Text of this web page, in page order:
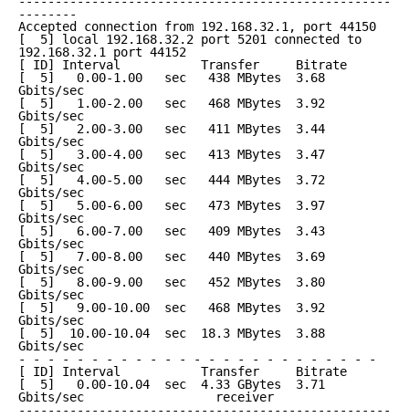
--------
Accepted connection from 192.168.32.1, port 44150
[  5] local 192.168.32.2 port 5201 connected to
192.168.32.1 port 44152
[ ID] Interval           Transfer     Bitrate
[  5]   0.00-1.00   sec   438 MBytes  3.68
Gbits/sec
[  5]   1.00-2.00   sec   468 MBytes  3.92
Gbits/sec
[  5]   2.00-3.00   sec   411 MBytes  3.44
Gbits/sec
[  5]   3.00-4.00   sec   413 MBytes  3.47
Gbits/sec
[  5]   4.00-5.00   sec   444 MBytes  3.72
Gbits/sec
[  5]   5.00-6.00   sec   473 MBytes  3.97
Gbits/sec
[  5]   6.00-7.00   sec   409 MBytes  3.43
Gbits/sec
[  5]   7.00-8.00   sec   440 MBytes  3.69
Gbits/sec
[  5]   8.00-9.00   sec   452 MBytes  3.80
Gbits/sec
[  5]   9.00-10.00  sec   468 MBytes  3.92
Gbits/sec
[  5]  10.00-10.04  sec  18.3 MBytes  3.88
Gbits/sec
- - - - - - - - - - - - - - - - - - - - - - - - -
[ ID] Interval           Transfer     Bitrate
[  5]   0.00-10.04  sec  4.33 GBytes  3.71
Gbits/sec                  receiver
---------------------------------------------------